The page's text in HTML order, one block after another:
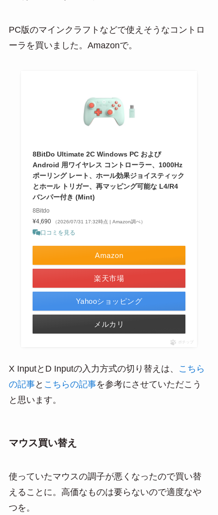
PC版のマインクラフトなどで使えそうなコントロ
ーラを買いました。Amazonで。
8BitDo Ultimate 2C Windows PC および
Android 用ワイヤレス コントローラー、1000Hz
ポーリング レート、ホール効果ジョイスティック
とホール トリガー、再マッピング可能な L4/R4
バンパー付き (Mint)
8Bitdo
¥4,690
（2026/07/31 17:32時点 | Amazon調べ）
口コミを見る
Amazon
楽天市場
Yahooショッピング
メルカリ
ポチップ
X InputとD Inputの入力方式の切り替えは、
こちら
の記事と こちらの記事を参考にさせていただこう
と思います。
マウス買い替え
使っていたマウスの調子が悪くなったので買い替
えることに。高価なものは要らないので適度なや
つを。